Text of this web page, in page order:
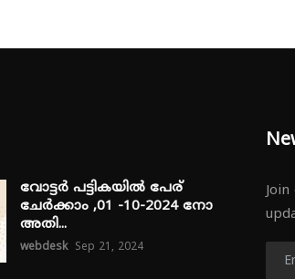
വോട്ടർ പട്ടികയിൽ പേര്
ചേർക്കാം ,01 -10-2024 നോ
അതി...
webdesk Sep 21, 2024